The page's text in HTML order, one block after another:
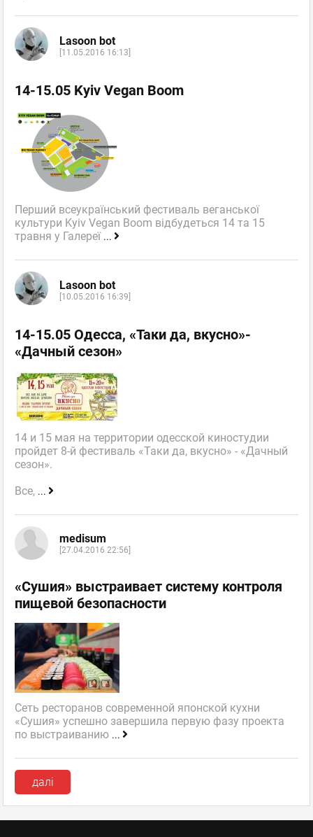
Lasoon bot
[11.05.2016 16:13]
14-15.05 Kyiv Vegan Boom
Перший всеукраїнський фестиваль веганської
культури Kyiv Vegan Boom відбудеться 14 та 15
травня у Галереї ...
Lasoon bot
[10.05.2016 16:39]
14-15.05 Одесса, «Таки да, вкусно»-
«Дачный сезон»
14 и 15 мая на территории одесской киностудии
пройдет 8-й фестиваль «Таки да, вкусно» - «Дачный
сезон».
Все, ...
medisum
[27.04.2016 22:56]
«Сушия» выстраивает систему контроля
пищевой безопасности
Сеть ресторанов современной японской кухни
«Сушия» успешно завершила первую фазу проекта
по выстраиванию ...
далі